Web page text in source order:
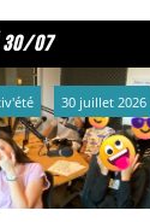
07
30 juillet 2026